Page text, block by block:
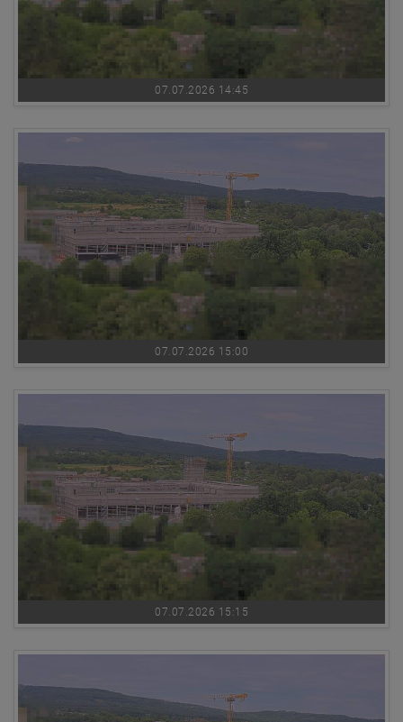
07.07.2026 14:45
07.07.2026 15:00
07.07.2026 15:15